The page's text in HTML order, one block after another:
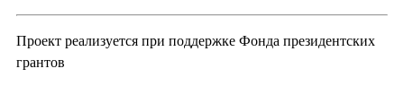
Проект реализуется при поддержке Фонда президентских
грантов